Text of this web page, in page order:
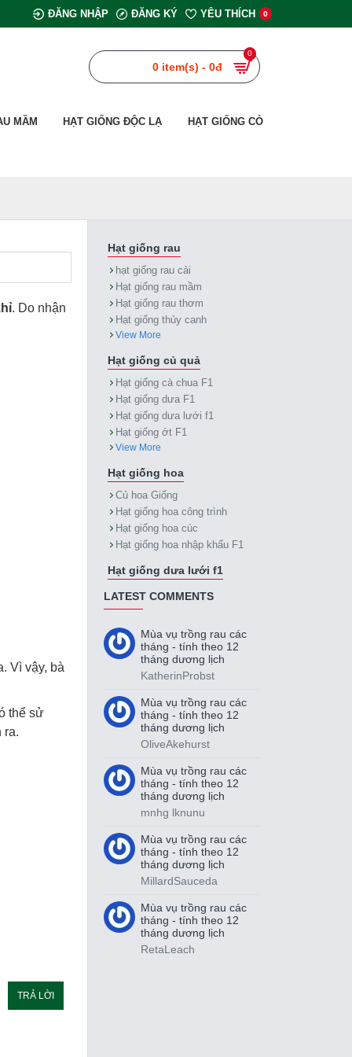
ĐĂNG NHẬP ĐĂNG KÝ YÊU THÍCH 0
0 item(s) - 0đ
0
MẦM HẠT GIỐNG ĐỘC LẠ HẠT GIỐNG CỎ
. Do nhận
Vì vậy, bà
thể sử
ra.
TRẢ LỜI
Hạt giống rau
hạt giống rau cải
Hạt giống rau mầm
Hạt giống rau thơm
Hạt giống thủy canh
View More
Hạt giống củ quả
Hạt giống cà chua F1
Hạt giống dưa F1
Hạt giống dưa lưới f1
Hạt giống ớt F1
View More
Hạt giống hoa
Củ hoa Giống
Hạt giống hoa công trình
Hạt giống hoa cúc
Hạt giống hoa nhập khẩu F1
Hạt giống dưa lưới f1
LATEST COMMENTS
Mùa vụ trồng rau các
tháng - tính theo 12
tháng dương lịch
KatherinProbst
Mùa vụ trồng rau các
tháng - tính theo 12
tháng dương lịch
OliveAkehurst
Mùa vụ trồng rau các
tháng - tính theo 12
tháng dương lịch
mnhg lknunu
Mùa vụ trồng rau các
tháng - tính theo 12
tháng dương lịch
MillardSauceda
Mùa vụ trồng rau các
tháng - tính theo 12
tháng dương lịch
RetaLeach